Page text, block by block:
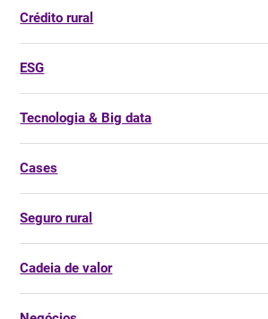
Crédito rural
ESG
Tecnologia & Big data
Cases
Seguro rural
Cadeia de valor